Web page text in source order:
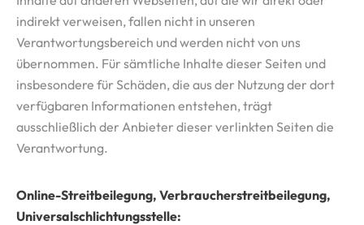
indirekt verweisen, fallen nicht in unseren
Verantwortungsbereich und werden nicht von uns
übernommen. Für sämtliche Inhalte dieser Seiten und
insbesondere für Schäden, die aus der Nutzung der dort
verfügbaren Informationen entstehen, trägt
ausschließlich der Anbieter dieser verlinkten Seiten die
Verantwortung.
Online-Streitbeilegung, Verbraucher­streit­beilegung,
Universal­schlichtungs­stelle: